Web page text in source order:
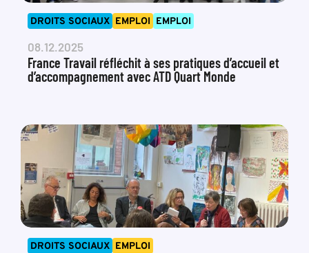
DROITS SOCIAUX EMPLOI EMPLOI
08.12.2025
France Travail réfléchit à ses pratiques d’accueil et
d’accompagnement avec ATD Quart Monde
DROITS SOCIAUX EMPLOI